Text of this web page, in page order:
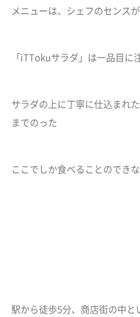
メニューは、シェフのセンス
「iTTokuサラダ」は一品目に
サラダの上に丁寧に仕込まれ
までのった
ここでしか食べることのでき
駅から徒歩5分、商店街の中と